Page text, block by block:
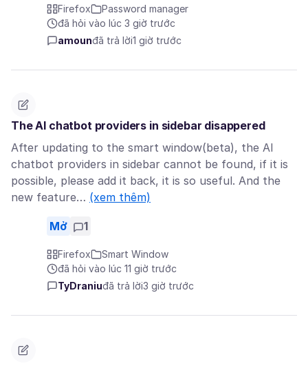
Firefox
Password manager
đã hỏi vào lúc 3 giờ trước
amounđã trả lời1 giờ trước
The AI chatbot providers in sidebar disappered
After updating to the smart window(beta), the AI
chatbot providers in sidebar cannot be found, if it is
possible, please add it back, it is so useful. And the
new feature… (xem thêm)
Mở 1
Firefox
Smart Window
đã hỏi vào lúc 11 giờ trước
TyDraniuđã trả lời3 giờ trước